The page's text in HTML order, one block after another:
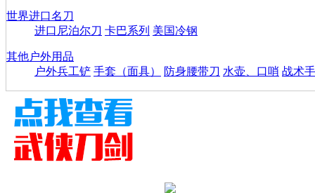
世界进口名刀
进口尼泊尔刀 卡巴系列 美国冷钢
其他户外用品
户外兵工铲 手套（面具） 防身腰带刀 水壶、口哨 战术